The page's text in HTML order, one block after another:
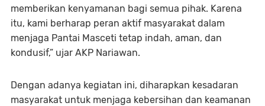
memberikan kenyamanan bagi semua pihak. Karena
itu, kami berharap peran aktif masyarakat dalam
menjaga Pantai Masceti tetap indah, aman, dan
kondusif,” ujar AKP Nariawan.
Dengan adanya kegiatan ini, diharapkan kesadaran
masyarakat untuk menjaga kebersihan dan keamanan